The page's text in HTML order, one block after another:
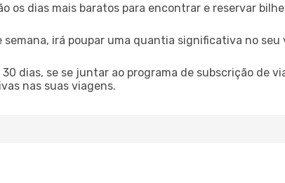
os dias mais baratos para encontrar e reservar
semana, irá poupar uma quantia significativa no seu
dias, se se juntar ao programa de subscrição de
nas suas viagens.